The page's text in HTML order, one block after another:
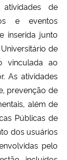
de
e eventos
inserida junto
de
vinculada ao
As atividades
prevenção de
além de
Públicas de
dos usuários
pelo